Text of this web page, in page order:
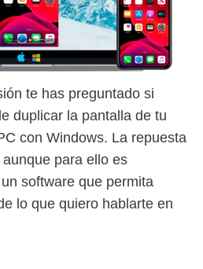
te has preguntado si
duplicar la pantalla de tu
con Windows. La repuesta
para ello es
software que permita
lo que quiero hablarte en